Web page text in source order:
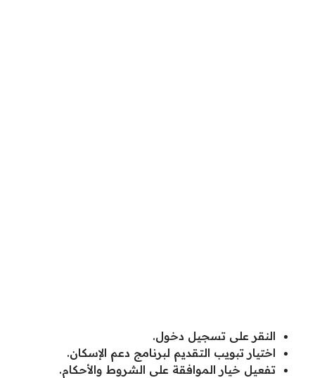
النقر على تسجيل دخول.
اختيار تبويب التقديم لبرنامج دعم الإسكان.
تفعيل خيار الموافقة على الشروط والأحكام.